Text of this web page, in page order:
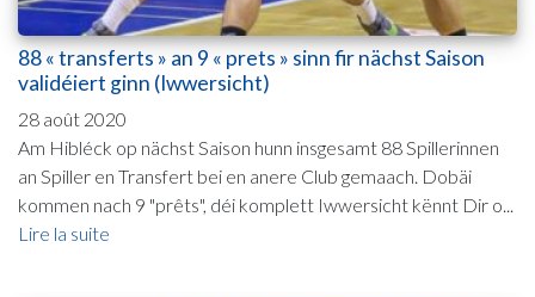
88 « transferts » an 9 « prets » sinn fir nächst Saison
validéiert ginn (Iwwersicht)
28 août 2020
Am Hibléck op nächst Saison hunn insgesamt 88 Spillerinnen
an Spiller en Transfert bei en anere Club gemaach. Dobäi
kommen nach 9 "prêts", déi komplett Iwwersicht kënnt Dir o...
Lire la suite